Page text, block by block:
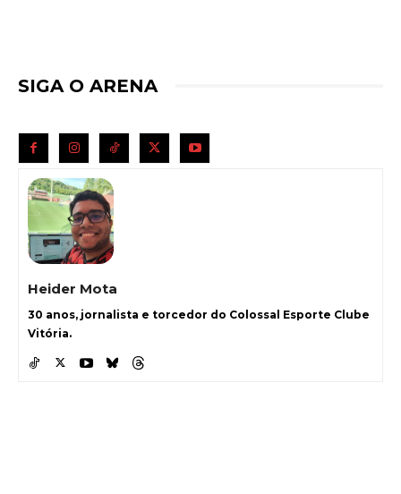
SIGA O ARENA
Heider Mota
30 anos, jornalista e torcedor do Colossal Esporte Clube
Vitória.